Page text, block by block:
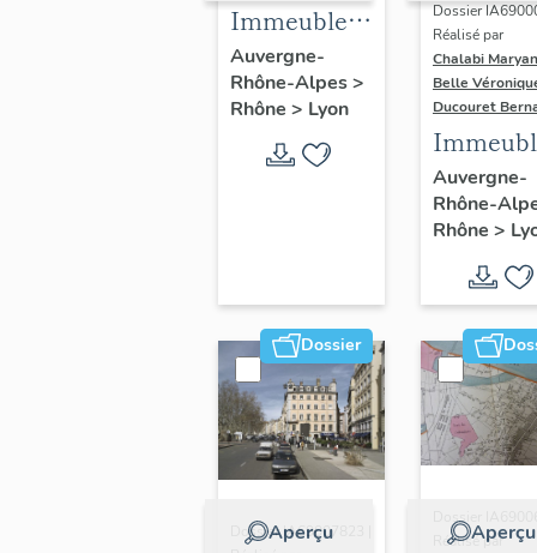
Immeubles
du quartier
Saint-Nizier
Auvergne-
Rhône-Alpes>
Rhône > Lyon
Dossier
Réalisé par
Chalabi
Belle
Ducouret
Auvergne-
Rhône-
Rhône >
Dossier
Aperçu
Dossier IA69007823 |
Aperçu
Dossier
Réalisé par